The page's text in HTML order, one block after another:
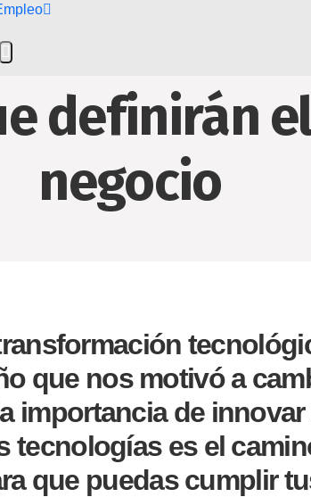
definirán
negocio
que nos motivó a
importancia de
tecnologías es el
que puedas cumplir